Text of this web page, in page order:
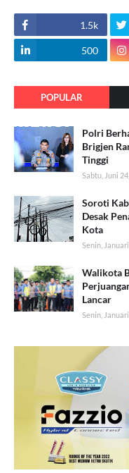
1.5k
500
POPULAR
Polri
Brigjen
Tinggi
Sabtu, Juni
Soroti
Desak
Kota
Senin,
Walikota
Lancar
Senin,